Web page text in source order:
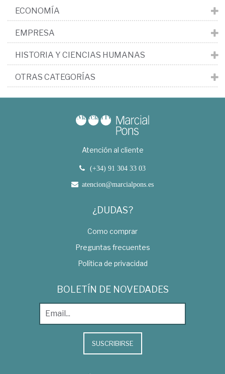
ECONOMÍA
EMPRESA
HISTORIA Y CIENCIAS HUMANAS
OTRAS CATEGORÍAS
Atención al cliente
(+34) 91 304 33 03
atencion@marcialpons.es
¿DUDAS?
Como comprar
Preguntas frecuentes
Política de privacidad
BOLETÍN DE NOVEDADES
SUSCRIBIRSE